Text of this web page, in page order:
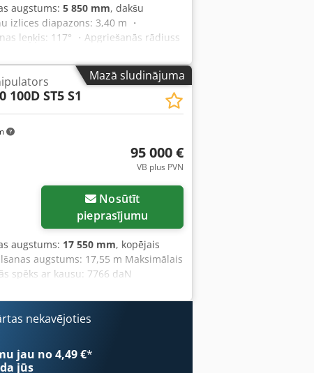
augstums: 5 850 mm, dakšu
izlices diapazons: 3,40 m ・
leņķis: 117° ・Apgriešanās rādiuss
・Pacelšana: 8 s ・Nolaišana:
ievilkšana: 4,30 s ・Atgriešana: 3,50
jauda (iekšdedzes dzinējs): 75 ZS
min ・Vilces spēks: 3550 daN ・
24,90 km/h ・Stāvbremze:
bremzes uz priekšējām asīm ・
11,20 l ・Hidrauliskā eļļa:
(LpA): 76 dB ・Vides trokšņa
Stūrējamie riteņi (priekšā/aizmugurē):
EN 15000 standarts /
Mazā sludinājuma
100D ST5 S1
95 000 €
VB plus PVN
pieprasījumu
augstums: 17 550 mm, kopējais
augstums: 17,55 m Maksimālais
spēks ar kausu: 7766 daN
rādiuss (pa riteņiem): 3,94 m
ievilkšana: 13 s Pieliekšana: 4 s
tilpums: 4 - 3621 cm³ Nominālā
410 Nm @ 1600 apgr./min Vilce:
skaits (uz priekšu / atpakaļ): 4 / 4
24,90 km/h Maksimālais
nekavējoties
jau no 4,49 €*
jūs